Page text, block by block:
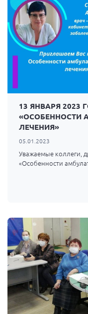
13 ЯНВАРЯ 2023
«ОСОБЕННОСТИ
ЛЕЧЕНИЯ»
05.01.2023
Уважаемые коллеги,
«Особенности